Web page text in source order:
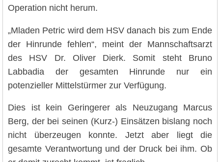
Operation nicht herum.
„Mladen Petric wird dem HSV danach bis zum Ende
der Hinrunde fehlen“, meint der Mannschaftsarzt
des HSV Dr. Oliver Dierk. Somit steht Bruno
Labbadia der gesamten Hinrunde nur ein
potenzieller Mittelstürmer zur Verfügung.
Dies ist kein Geringerer als Neuzugang Marcus
Berg, der bei seinen (Kurz-) Einsätzen bislang noch
nicht überzeugen konnte. Jetzt aber liegt die
gesamte Verantwortung und der Druck bei ihm. Ob